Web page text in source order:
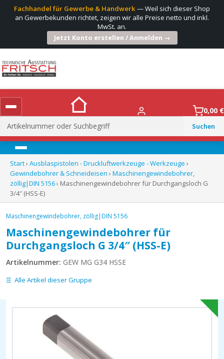
Fachhandel für Gewerbe & Handwerk— Weil sich dieser Shop
an Gewerbekunden richtet, zeigen wir alle Preise netto und inkl.
MwSt. an.
Jetzt Konto erstellen / Anmelden →
Suchen
nach:
0,00 €
Menü
Start› Ausblaspistolen - Druckluftwerkzeuge - Werkzeuge ›
Gewindebohrer & Schneideisen › Maschinengewindebohrer,
zöllig|DIN 5156› Maschinengewindebohrer für Durchgangsloch G
3/4″ (HSS-E)
Maschinengewindebohrer, zöllig|DIN 5156
Maschinengewindebohrer für
Durchgangsloch G 3/4″ (HSS-E)
Artikelnummer: GEW MG G34 HSSE
Alle Artikel dieser Gruppe